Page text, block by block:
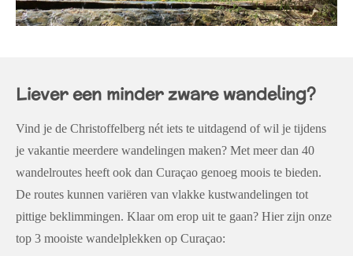
Liever een minder zware wandeling?
Vind je de Christoffelberg nét iets te uitdagend of wil je tijdens
je vakantie meerdere wandelingen maken? Met meer dan 40
wandelroutes heeft ook dan Curaçao genoeg moois te bieden.
De routes kunnen variëren van vlakke kustwandelingen tot
pittige beklimmingen. Klaar om erop uit te gaan? Hier zijn onze
top 3 mooiste wandelplekken op Curaçao: